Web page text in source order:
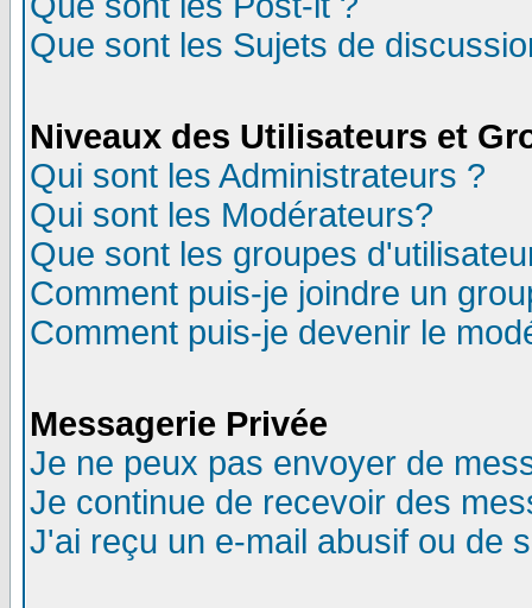
Que sont les Sujets de
Niveaux des Utilisateurs et
Qui sont les Administrateurs ?
Qui sont les Modérateurs?
Que sont les groupes
Comment puis-je joindre un
Comment puis-je devenir le
Messagerie Privée
Je ne peux pas envoyer de
Je continue de recevoir des
J'ai reçu un e-mail abusif ou de